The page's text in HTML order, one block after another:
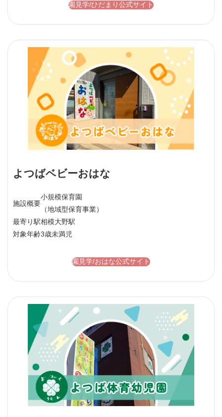
園見学/ひだまり公式サイト
よつばベビーおはな
施設概要
小規模保育園
（地域型保育事業）
最寄り駅相模大野駅
対象年齢3歳未満児
園見学/おはな公式サイト